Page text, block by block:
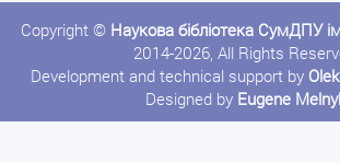
Copyright © Наукова бібліотека СумДПУ
2014-2026, All Rights
Development and technical support by
Designed by Eugene